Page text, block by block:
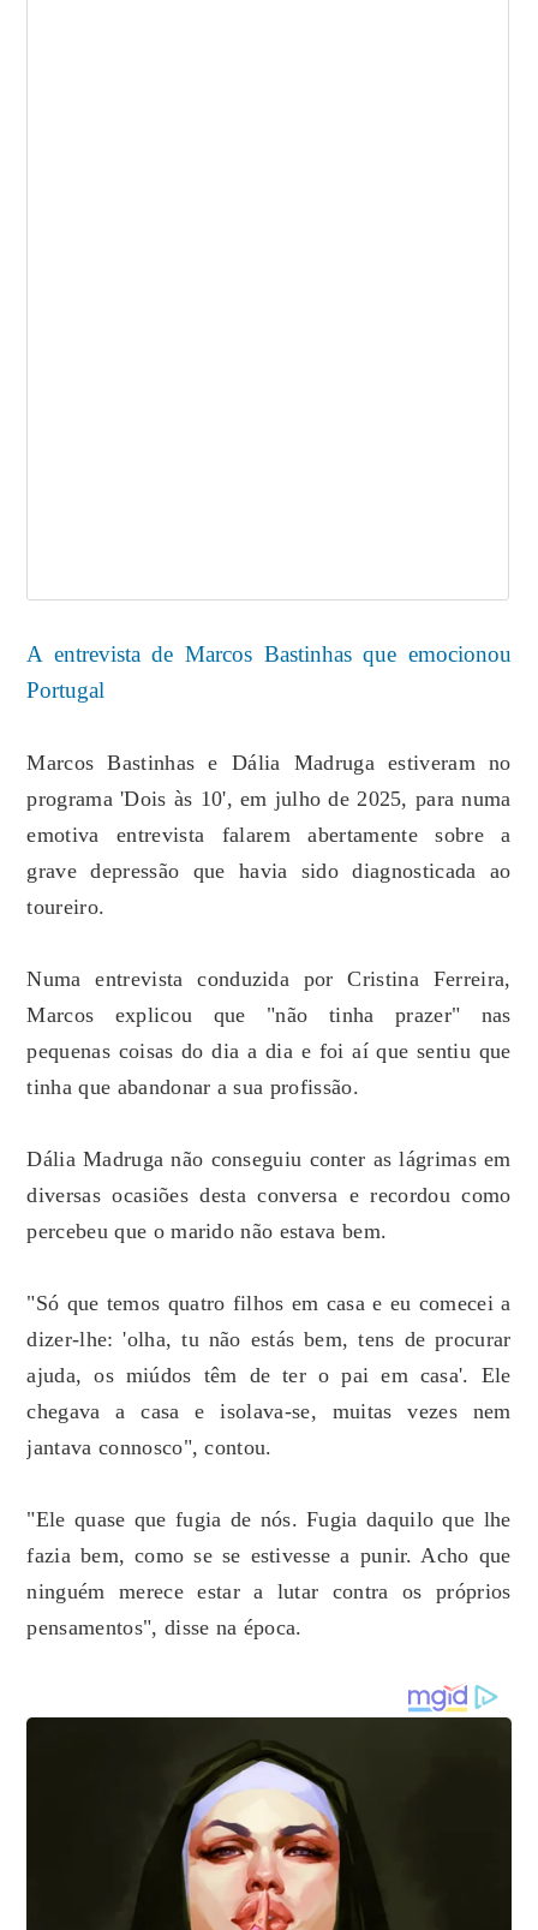
A entrevista de Marcos Bastinhas que emocionou
Portugal
Marcos Bastinhas e Dália Madruga estiveram no
programa 'Dois às 10', em julho de 2025, para numa
emotiva entrevista falarem abertamente sobre a
grave depressão que havia sido diagnosticada ao
toureiro.
Numa entrevista conduzida por Cristina Ferreira,
Marcos explicou que "não tinha prazer" nas
pequenas coisas do dia a dia e foi aí que sentiu que
tinha que abandonar a sua profissão.
Dália Madruga não conseguiu conter as lágrimas em
diversas ocasiões desta conversa e recordou como
percebeu que o marido não estava bem.
"Só que temos quatro filhos em casa e eu comecei a
dizer-lhe: 'olha, tu não estás bem, tens de procurar
ajuda, os miúdos têm de ter o pai em casa'. Ele
chegava a casa e isolava-se, muitas vezes nem
jantava connosco", contou.
"Ele quase que fugia de nós. Fugia daquilo que lhe
fazia bem, como se se estivesse a punir. Acho que
ninguém merece estar a lutar contra os próprios
pensamentos", disse na época.